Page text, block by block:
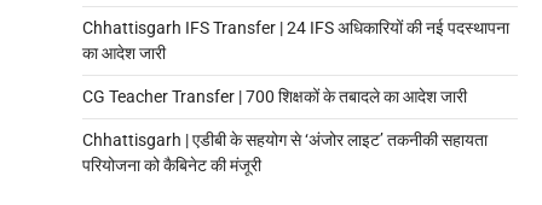
Chhattisgarh IFS Transfer | 24 IFS अधिकारियों की नई पदस्थापना
का आदेश जारी
CG Teacher Transfer | 700 शिक्षकों के तबादले का आदेश जारी
Chhattisgarh | एडीबी के सहयोग से ‘अंजोर लाइट’ तकनीकी सहायता
परियोजना को कैबिनेट की मंजूरी